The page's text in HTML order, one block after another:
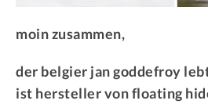
moin zusammen,
der belgier jan goddefroy
ist hersteller von floating